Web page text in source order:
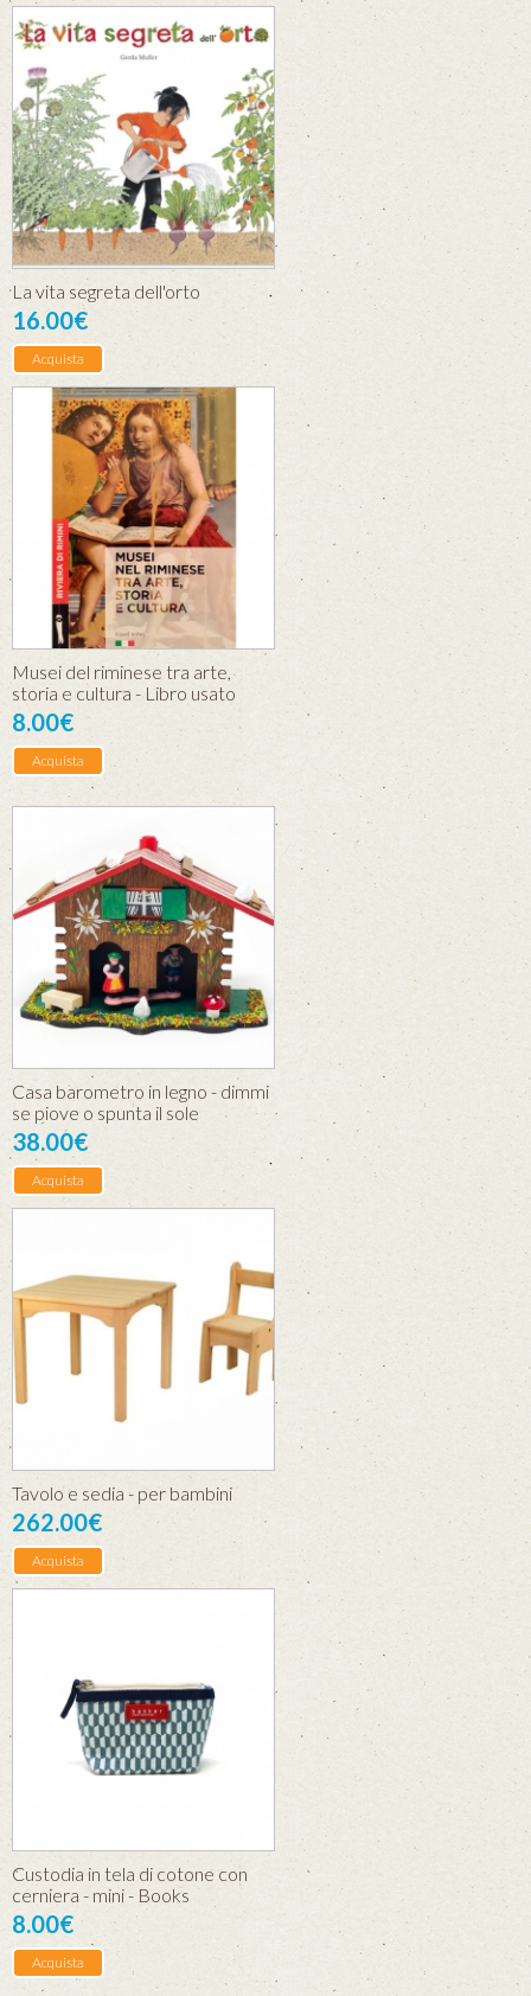
La vita segreta dell'orto
16.00€
Acquista
Musei del riminese tra arte,
storia e cultura - Libro usato
8.00€
Acquista
Casa barometro in legno - dimmi
se piove o spunta il sole
38.00€
Acquista
Tavolo e sedia - per bambini
262.00€
Acquista
Custodia in tela di cotone con
cerniera - mini - Books
8.00€
Acquista